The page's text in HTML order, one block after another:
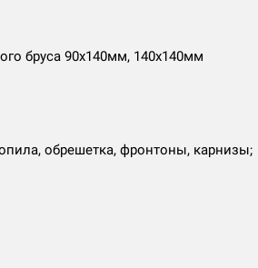
бруса 90х140мм, 140х140мм
обрешетка, фронтоны, карнизы;